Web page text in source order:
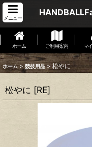
メニュー
ホーム ご利用案内 マ
ホーム > 競技用品 > 松やに
松やに [RE]